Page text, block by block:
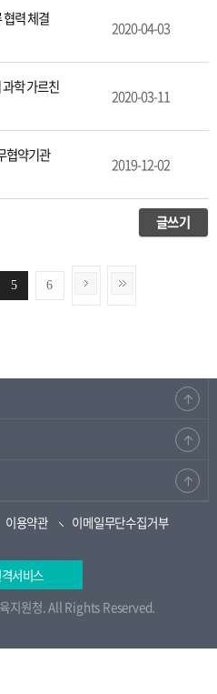
력 체결
2020-04-03
학 가르친
2020-03-11
협약기관
2019-12-02
글쓰기
5 6
이용약관
이메일무단수집거부
서비스
지원청. All Rights Reserved.